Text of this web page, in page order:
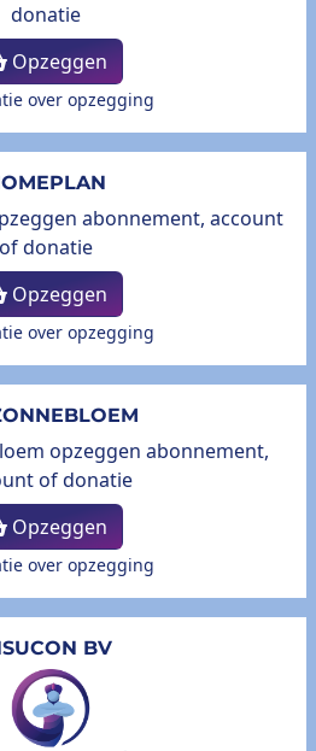
Opzeggen
over opzegging
Opzeggen
over opzegging
Opzeggen
over opzegging
BV